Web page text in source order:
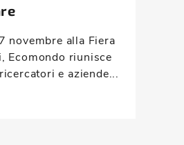
novembre alla Fiera
Ecomondo riunisce
e aziende...